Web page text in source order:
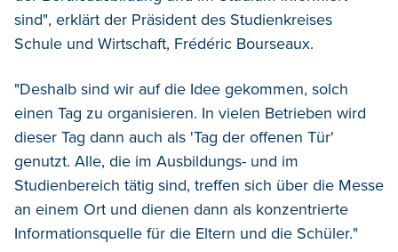
sind", erklärt der Präsident des Studienkreises
Schule und Wirtschaft, Frédéric Bourseaux.
"Deshalb sind wir auf die Idee gekommen, solch
einen Tag zu organisieren. In vielen Betrieben wird
dieser Tag dann auch als 'Tag der offenen Tür'
genutzt. Alle, die im Ausbildungs- und im
Studienbereich tätig sind, treffen sich über die Messe
an einem Ort und dienen dann als konzentrierte
Informationsquelle für die Eltern und die Schüler."